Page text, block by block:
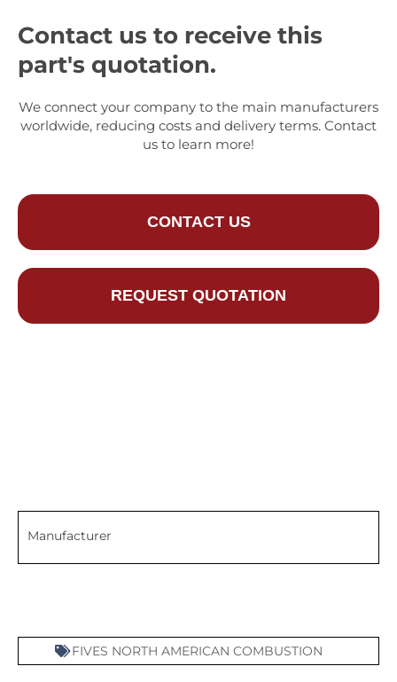
Contact us to receive this
part's quotation.
We connect your company to the main manufacturers
worldwide, reducing costs and delivery terms. Contact
us to learn more!
CONTACT US
REQUEST QUOTATION
Manufacturer
FIVES NORTH AMERICAN COMBUSTION